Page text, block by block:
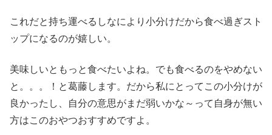
これだと持ち運べるしなにより小分けだから食べ過ぎスト
ップになるのが嬉しい。
美味しいともっと食べたいよね。でも食べるのをやめない
と。。。！と葛藤します。だから私にとってこの小分けが
良かったし、自分の意思がまだ弱いかな～って自身が無い
方はこのおやつおすすめですよ。